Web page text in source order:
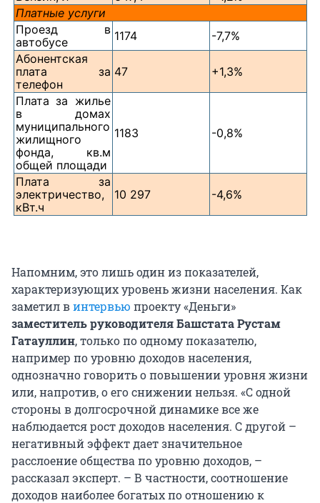
Платные услуги
Проезд в
автобусе
1174
-7,7%
Абонентская
плата за
телефон
47 +1,3%
Плата за жилье
в домах
муниципального
жилищного
фонда, кв.м
общей площади
1183 -0,8%
Плата за
электричество,
кВт.ч
10 297 -4,6%
Напомним, это лишь один из показателей,
характеризующих уровень жизни населения. Как
заметил винтервью проекту «Деньги»
заместитель руководителя Башстата Рустам
Гатауллин, только по одному показателю,
например по уровню доходов населения,
однозначно говорить о повышении уровня жизни
или, напротив, о его снижении нельзя. «С одной
стороны в долгосрочной динамике все же
наблюдается рост доходов населения. С другой –
негативный эффект дает значительное
расслоение общества по уровню доходов, –
рассказал эксперт. – В частности, соотношение
доходов наиболее богатых по отношению к